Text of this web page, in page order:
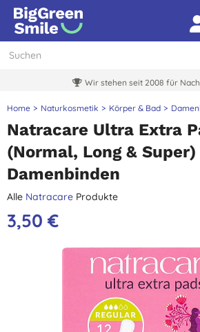
Wir stehen seit 2008 für
Home Naturkosmetik Körper & Bad
Natracare Ultra Extra
(Normal, Long &
Damenbinden
Alle Natracare Produkte
3,50 €